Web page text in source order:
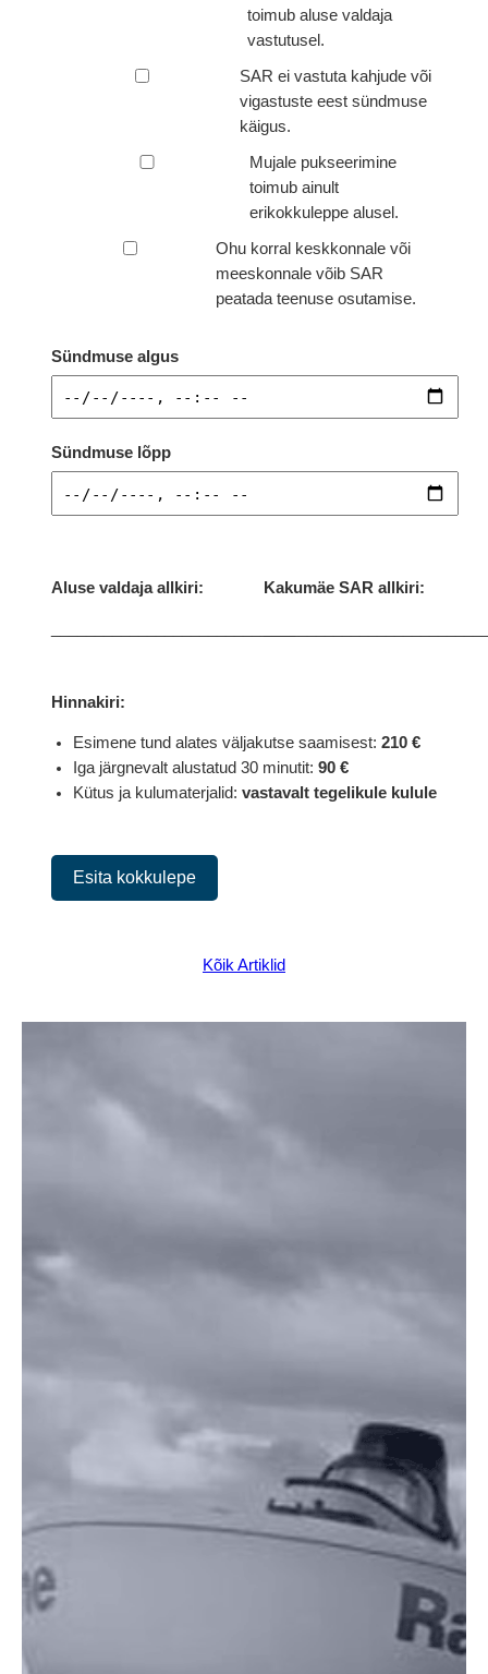
toimub aluse valdaja
vastutusel.
SAR ei vastuta kahjude või
vigastuste eest sündmuse
käigus.
Mujale pukseerimine
toimub ainult
erikokkuleppe alusel.
Ohu korral keskkonnale või
meeskonnale võib SAR
peatada teenuse osutamise.
Sündmuse algus
Sündmuse lõpp
Aluse valdaja allkiri: Kakumäe SAR allkiri:
Hinnakiri:
Esimene tund alates väljakutse saamisest: 210 €
Iga järgnevalt alustatud 30 minutit: 90 €
Kütus ja kulumaterjalid: vastavalt tegelikule kulule
Esita kokkulepe
Kõik Artiklid